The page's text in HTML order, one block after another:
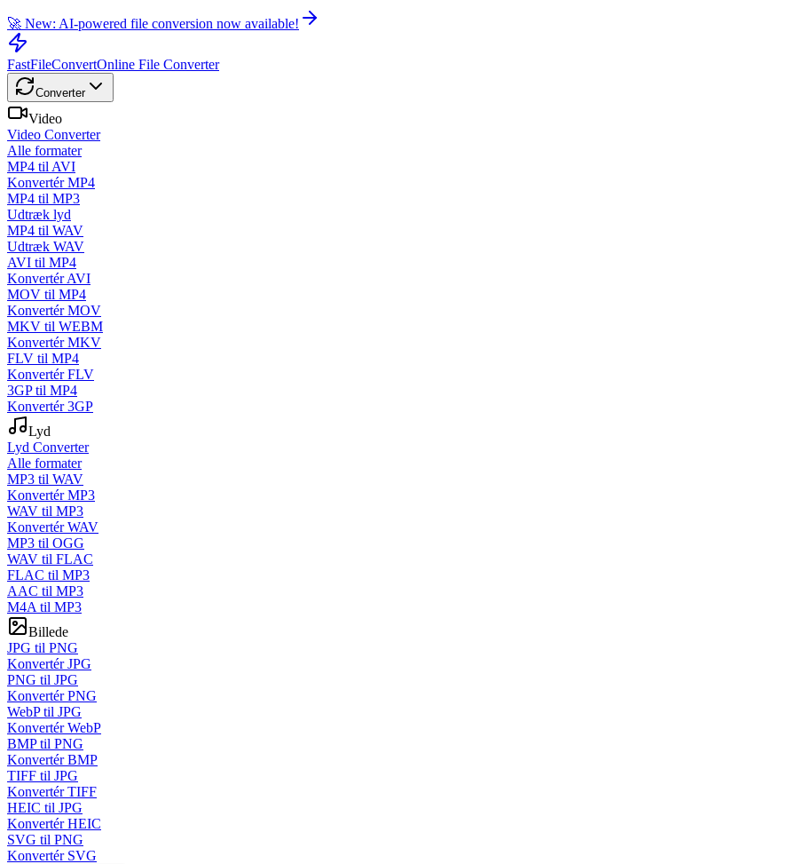
🚀 New: AI-powered file conversion now available!
FastFileConvertOnline File Converter
Converter
Video
Video Converter
Alle formater
MP4 til AVI
Konvertér MP4
MP4 til MP3
Udtræk lyd
MP4 til WAV
Udtræk WAV
AVI til MP4
Konvertér AVI
MOV til MP4
Konvertér MOV
MKV til WEBM
Konvertér MKV
FLV til MP4
Konvertér FLV
3GP til MP4
Konvertér 3GP
Lyd
Lyd Converter
Alle formater
MP3 til WAV
Konvertér MP3
WAV til MP3
Konvertér WAV
MP3 til OGG
WAV til FLAC
FLAC til MP3
AAC til MP3
M4A til MP3
Billede
JPG til PNG
Konvertér JPG
PNG til JPG
Konvertér PNG
WebP til JPG
Konvertér WebP
BMP til PNG
Konvertér BMP
TIFF til JPG
Konvertér TIFF
HEIC til JPG
Konvertér HEIC
SVG til PNG
Konvertér SVG